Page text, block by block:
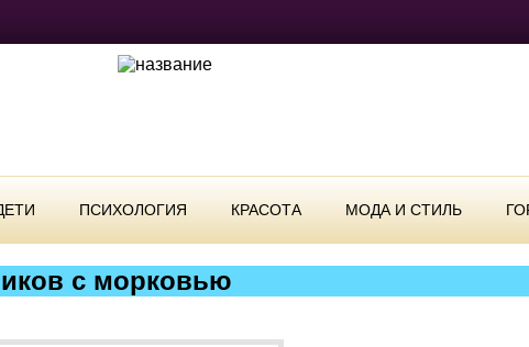
ПСИХОЛОГИЯ КРАСОТА МОДА И СТИЛЬ
с морковью